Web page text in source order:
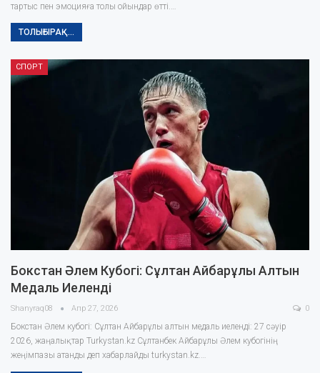
тартыс пен эмоцияға толы ойындар өтті.…
ТОЛЫҒЫРАҚ...
СПОРТ
Бокстан Әлем Кубогі: Сұлтан Айбарұлы Алтын
Медаль Иеленді
Shanyraq08 Апр 27, 2026 0
Бокстан Әлем кубогі: Сұлтан Айбарұлы алтын медаль иеленді: 27 сәуір
2026, жаңалықтар Turkystan.kz Сұлтанбек Айбарұлы Әлем кубогінің
жеңімпазы атанды деп хабарлайды turkystan.kz.…